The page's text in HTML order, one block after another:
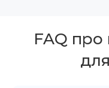
FAQ про